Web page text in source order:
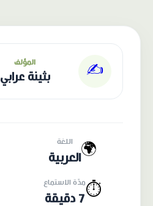
✍️ المؤلف
بثينة عرابي
🌍 اللغة
العربية
⏱️مدّة الاستماع
7 دقيقة